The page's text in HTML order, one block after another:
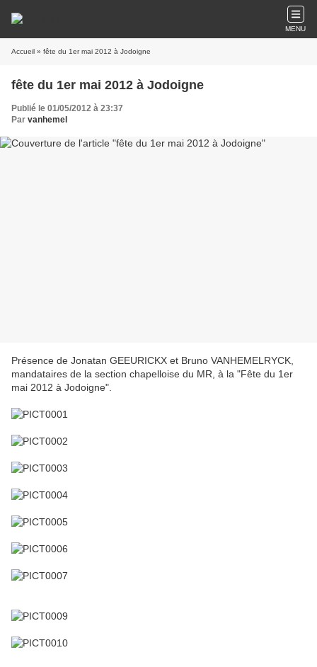
MENU
Accueil » fête du 1er mai 2012 à Jodoigne
fête du 1er mai 2012 à Jodoigne
Publié le 01/05/2012 à 23:37
Par vanhemel
Présence de Jonatan GEEURICKX et Bruno VANHEMELRYCK,
mandataires de la section chapelloise du MR, à la "Fête du 1er
mai 2012 à Jodoigne".